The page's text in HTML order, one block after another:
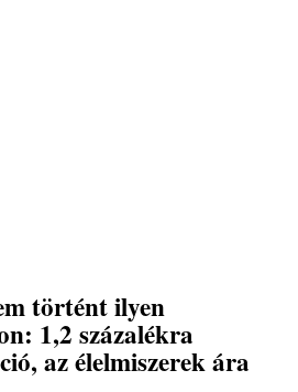
történt ilyen
1,2 százalékra
az élelmiszerek ára